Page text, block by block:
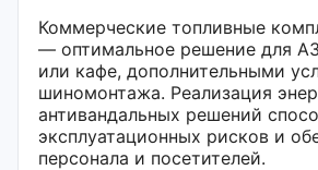
Коммерческие топливные
— оптимальное решение для
или кафе, дополнительными
шиномонтажа. Реализация
антивандальных решений
эксплуатационных рисков и
персонала и посетителей.